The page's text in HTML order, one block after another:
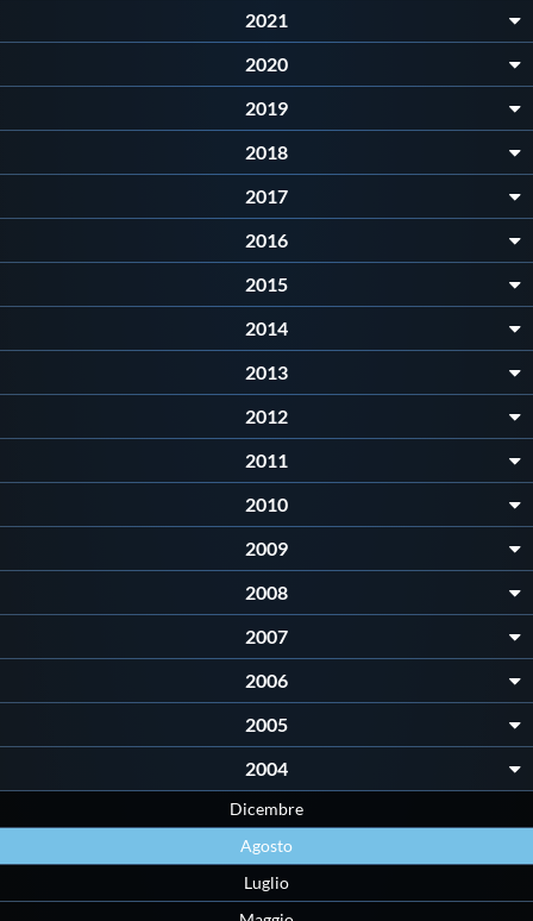
Cookie Policy
Flash News
Galleria fotografica
Intranet
Mappa del sito
2021
2020
2019
2018
2017
2016
2015
2014
2013
2012
2011
2010
2009
2008
2007
2006
2005
2004
Dicembre
Agosto
Luglio